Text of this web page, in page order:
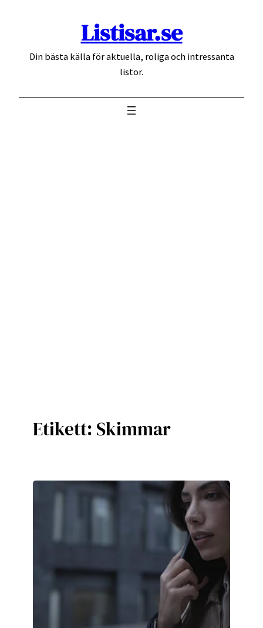
Listisar.se
Din bästa källa för aktuella, roliga och intressanta
listor.
Etikett: Skimmar